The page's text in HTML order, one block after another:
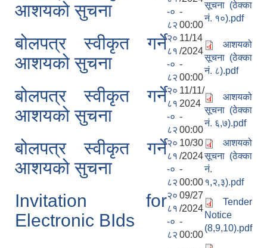
आशयको सुचना
-०
८२
-
00:00
सूचना (ठेक्का
नं. १०).pdf
बोलपत्र स्वीकृत गर्ने
आशयको सुचना
२०
८१
-०
८२
11/14
/2024
-
00:00
आशयको
सूचना (ठेक्का
नं. ८).pdf
बोलपत्र स्वीकृत गर्ने
आशयको सुचना
२०
८१
-०
८२
11/11/
2024
-
00:00
आशयको
सूचना (ठेक्का
नं. ६,७).pdf
बोलपत्र स्वीकृत गर्ने
आशयको सुचना
२०
८१
-०
८२
10/30
/2024
-
00:00
आशयको
सूचना (ठेक्का
नं.
१,२,३).pdf
Invitation for
Electronic BIds
२०
८१
-०
८२
09/27
/2024
-
00:00
Tender
Notice
(8,9,10).pdf